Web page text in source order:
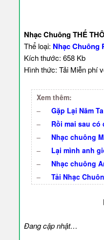
Nhạc Chuông THẾ
Thể loại: Nhạc Chuông
Kích thước: 658 Kb
Hình thức: Tải Miễn phí
Xem thêm:
–
Gặp Lại Năm
–
Rồi mai sau có
–
Nhạc chuông
–
Lại mình anh
–
Nhạc chuông
–
Tải Nhạc
Đang cập nhật…